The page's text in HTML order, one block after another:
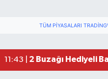
TÜM PIYASALARI
11:43 | 2 Buzağı Hediyeli